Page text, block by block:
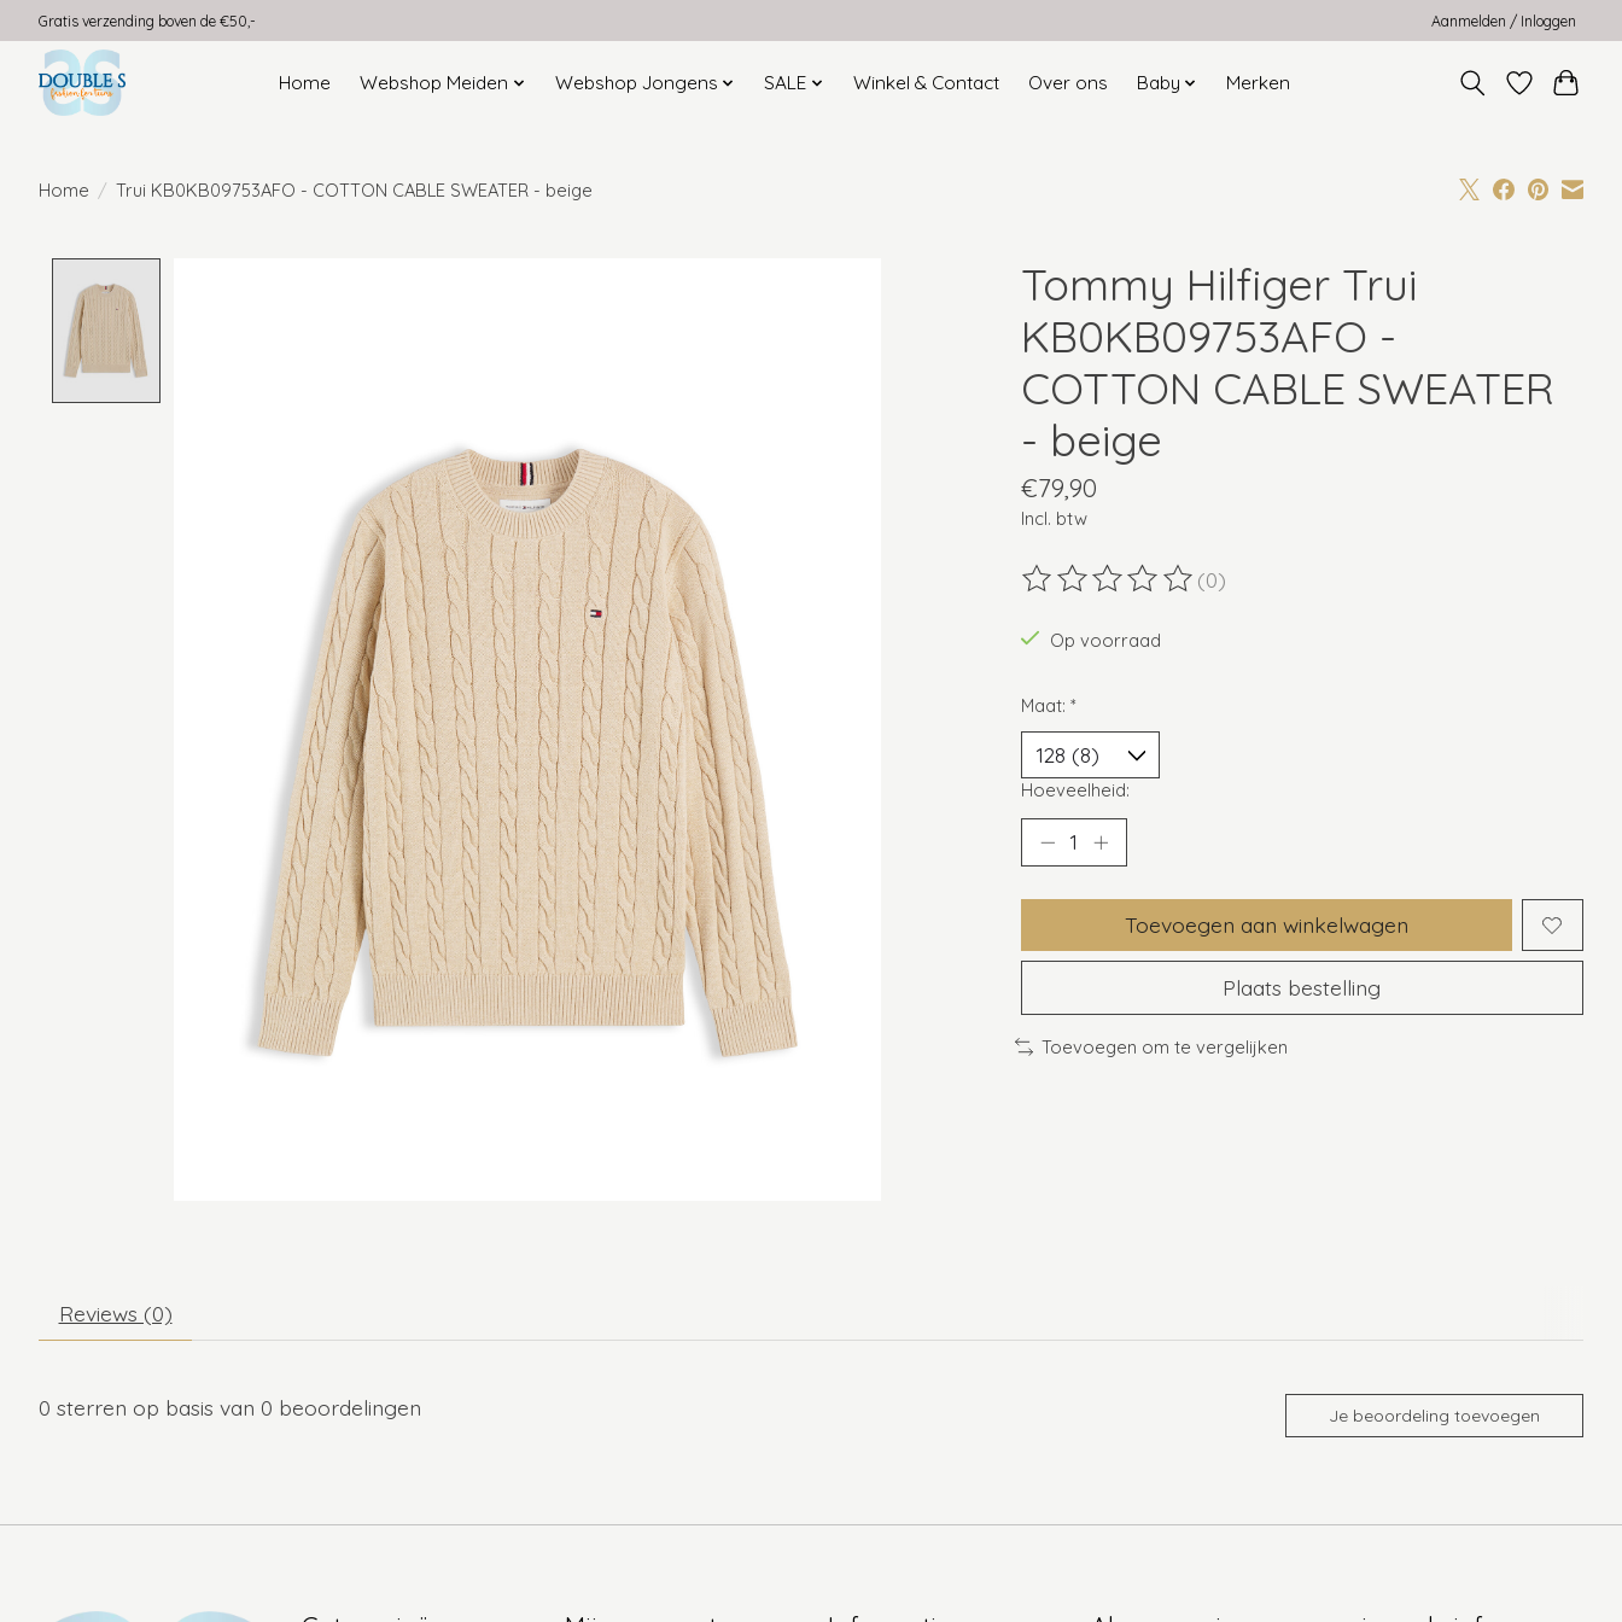
Gratis verzending boven de €50,- Aanmelden / Inloggen
Home Webshop Meiden Webshop Jongens SALE Winkel & Contact Over ons Baby Merken
Home / Trui KB0KB09753AFO - COTTON CABLE SWEATER - beige
Tommy Hilfiger Trui
KB0KB09753AFO -
COTTON CABLE SWEATER
- beige
€79,90
Incl. btw
De beoordeling van dit product is
(0)
Op voorraad
Maat: *
Hoeveelheid:
Toevoegen aan winkelwagen
Plaats bestelling
Toevoegen om te vergelijken
Reviews (0)
0 sterren op basis van 0 beoordelingen Je beoordeling toevoegen